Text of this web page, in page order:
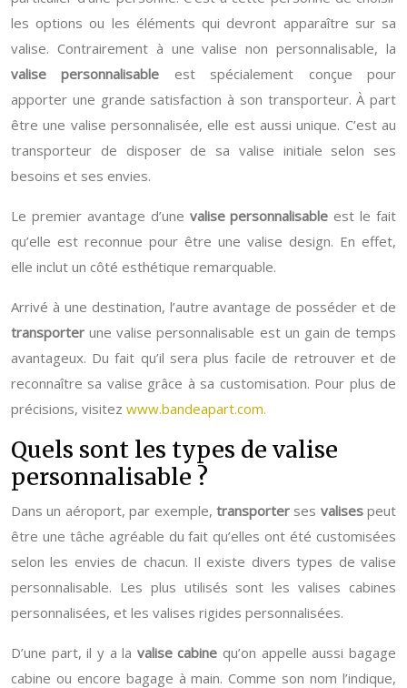
les options ou les éléments qui devront apparaître sur sa
valise. Contrairement à une valise non personnalisable, la
valise
personnalisable est spécialement conçue pour
apporter une grande satisfaction à son transporteur. À part
être une valise personnalisée, elle est aussi unique. C’est au
transporteur de disposer de sa valise initiale selon ses
besoins et ses envies.
Le premier avantage d’une valise personnalisable est le fait
qu’elle est reconnue pour être une valise design. En effet,
elle inclut un côté esthétique remarquable.
Arrivé à une destination, l’autre avantage de posséder et de
transporter une valise personnalisable est un gain de temps
avantageux. Du fait qu’il sera plus facile de retrouver et de
reconnaître sa valise grâce à sa customisation. Pour plus de
précisions, visitez www.bandeapart.com.
Quels sont les types de valise
personnalisable ?
Dans un aéroport, par exemple, transporterses valisespeut
être une tâche agréable du fait qu’elles ont été customisées
selon les envies de chacun. Il existe divers types de valise
personnalisable. Les plus utilisés sont les valises cabines
personnalisées, et les valises rigides personnalisées.
D’une part, il y a la valise cabine qu’on appelle aussi bagage
cabine ou encore bagage à main. Comme son nom l’indique,